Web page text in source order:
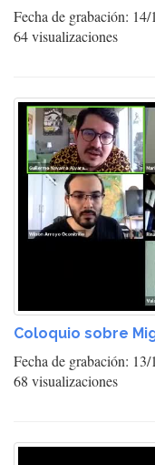
Fecha de grabación: 14/
64 visualizaciones
Coloquio sobre
Fecha de grabación: 13/
68 visualizaciones